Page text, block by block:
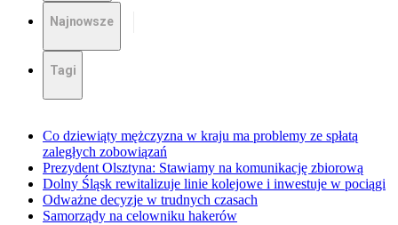
Najnowsze
Tagi
Co dziewiąty mężczyzna w kraju ma problemy ze spłatą
zaległych zobowiązań
Prezydent Olsztyna: Stawiamy na komunikację zbiorową
Dolny Śląsk rewitalizuje linie kolejowe i inwestuje w pociągi
Odważne decyzje w trudnych czasach
Samorządy na celowniku hakerów